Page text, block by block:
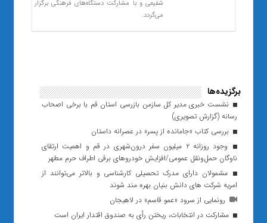
شفیعی و با مشارکت دستگاه‌های فرهنگی برگزار
می‌گردد.
برگزیده‌ها
نشست خبری مدیر کل سازمن بازرسی استان قم با برخی اصحاب
رسانه (گزارش تصویری)
بررسی کتاب «جامانده از پسر» در عصرانه داستان
وجود روزانه ۲ میلیون سفر درون‌شهری در قم و اهمیت ارتقای
ناوگان حمل‌ونقل عمومی/افزایش خودروهای برقی اطراف حرم مطهر
مشمولان دارای مدرک تحصیلی کارشناسی و بالاتر می‌توانند از
امریه شرکت های دانش بنیان بهره مند شوند
رونمایی از سرود «عمو قاسم» در لاهیجان
مشارکت در انتخابات، ریختن رأی به صندوق اقتدار ایران است